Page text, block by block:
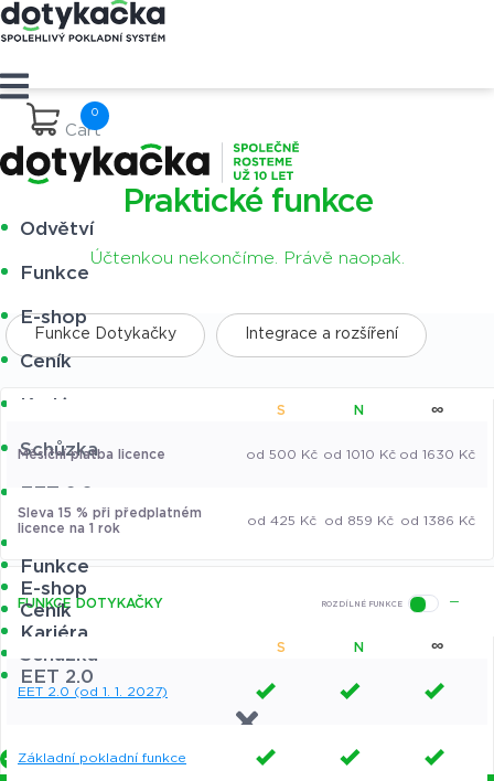
Cart
Odvětví
Funkce
E-shop
Ceník
Kariéra
Schůzka
EET 2.0
Funkce
E-shop
Ceník
Kariéra
Schůzka
EET 2.0
Nonstop podpora
Praktické funkce
Účtenkou nekončíme. Právě naopak.
Funkce Dotykačky Integrace a rozšíření
S N ∞
Měsíční platba licence od 500 Kč od 1010 Kč od 1630 Kč
Sleva 15 % při předplatném
licence na 1 rok
od 425 Kč od 859 Kč od 1386 Kč
FUNKCE DOTYKAČKY
S N ∞
EET 2.0 (od 1. 1. 2027)
Základní pokladní funkce